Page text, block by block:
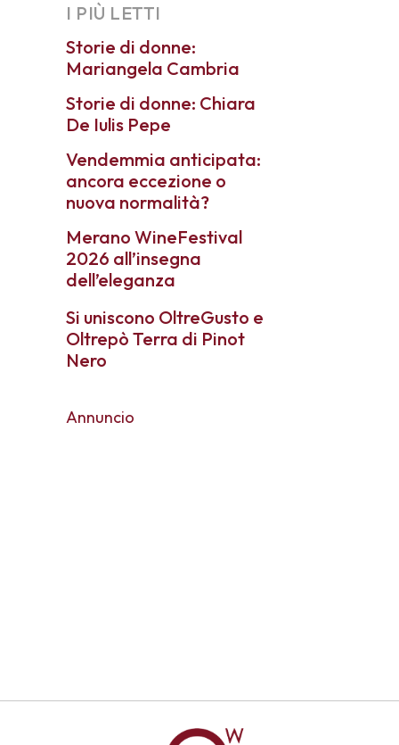
I PIÙ LETTI
Storie di donne:
Mariangela Cambria
Storie di donne: Chiara
De Iulis Pepe
Vendemmia anticipata:
ancora eccezione o
nuova normalità?
Merano WineFestival
2026 all’insegna
dell’eleganza
Si uniscono OltreGusto e
Oltrepò Terra di Pinot
Nero
Annuncio